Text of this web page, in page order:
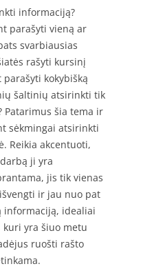
informaciją?
parašyti vieną ar
svarbiausias
rašyti kursinį
kokybišką
šaltinių atsirinkti tik
šia tema ir
sėkmingai atsirinkti
Reikia akcentuoti,
ji yra
jis tik vienas
ir jau nuo pat
idealiai
yra šiuo metu
ruošti rašto